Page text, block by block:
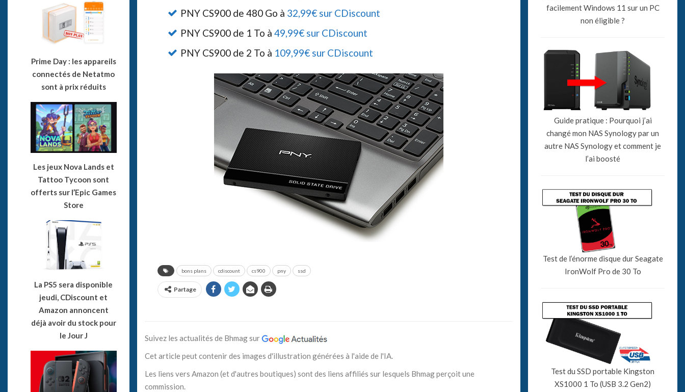
PNY CS900 de 480 Go à 32,99€ sur CDiscount
PNY CS900 de 1 To à 49,99€ sur CDiscount
PNY CS900 de 2 To à 109,99€ sur CDiscount
bons plans cdiscount cs900 pny ssd
Partage
Suivez les actualités de Bhmag sur
Cet article peut contenir des images d'illustration générées à l'aide de l'IA.
Les liens vers Amazon (et d'autres boutiques) sont des liens affiliés sur lesquels Bhmag perçoit une
commission.
facilement Windows 11 sur un PC
non éligible ?
Guide pratique : Pourquoi j’ai
changé mon NAS Synology par un
autre NAS Synology et comment je
l’ai boosté
Test de l’énorme disque dur Seagate
IronWolf Pro de 30 To
Test du SSD portable Kingston
XS1000 1 To (USB 3.2 Gen2)
Prime Day : les appareils
connectés de Netatmo
sont à prix réduits
Les jeux Nova Lands et
Tattoo Tycoon sont
offerts sur l’Epic Games
Store
La PS5 sera disponible
jeudi, CDiscount et
Amazon annoncent
déjà avoir du stock pour
le Jour J